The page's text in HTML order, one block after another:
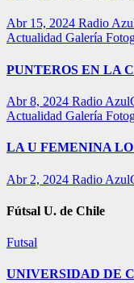
Abr 15, 2024 Radio
Actualidad Galería
PUNTEROS EN LA
Abr 8, 2024 Radio
Actualidad Galería
LA U FEMENINA
Abr 2, 2024 Radio
Fútsal U. de Chile
Futsal
UNIVERSIDAD DE